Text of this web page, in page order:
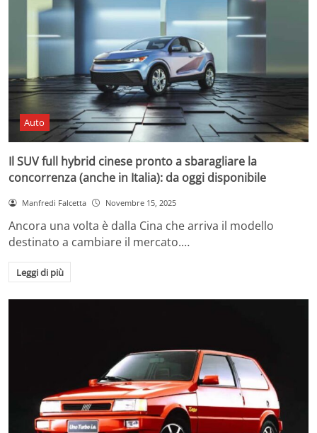
Auto
Il SUV full hybrid cinese pronto a sbaragliare la
concorrenza (anche in Italia): da oggi disponibile
Manfredi Falcetta Novembre 15, 2025
Ancora una volta è dalla Cina che arriva il modello
destinato a cambiare il mercato.…
Leggi di più